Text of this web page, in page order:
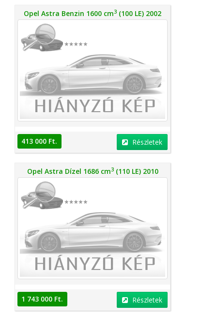
Opel Astra Benzin 1600 cm3 (100 LE) 2002
413 000 Ft. Részletek
Opel Astra Dízel 1686 cm3(110 LE) 2010
1 743 000 Ft. Részletek